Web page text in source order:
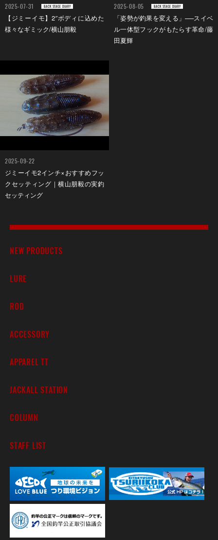
2025-07-31 BACK STAGE DIARY
【ジミーイモ】2″ボディに込めた
様々なギミック/横山朋毅
2025-08-05 BACK STAGE DIARY
「姿勢が釣果を変える」──スイベ
ル一体型フックがもたらす革命/藤
田夏輝
2025-09-22
ジミーイモ2インチ×おすすめフッ
クセッティング｜横山朋毅の実釣
セッティング
NEW PRODUCTS
LURE
ROD
ACCESSORY
APPAREL TT
JACKALL STATION
COLUMN
STAFF LIST